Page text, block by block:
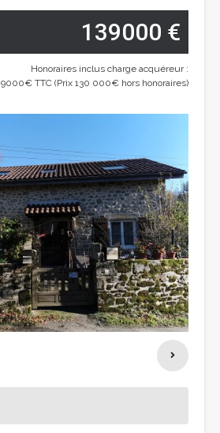
139000 €
Honoraires inclus charge acquéreur :
9000€ TTC (Prix 130 000€ hors honoraires)